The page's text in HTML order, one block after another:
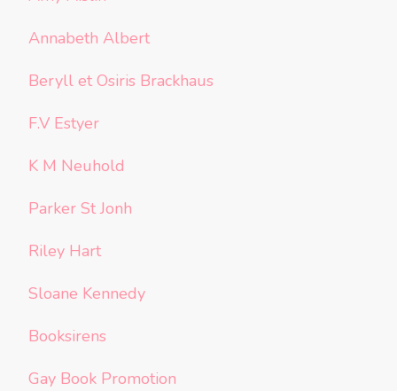
Annabeth Albert
Beryll et Osiris Brackhaus
F.V Estyer
K M Neuhold
Parker St Jonh
Riley Hart
Sloane Kennedy
Booksirens
Gay Book Promotion